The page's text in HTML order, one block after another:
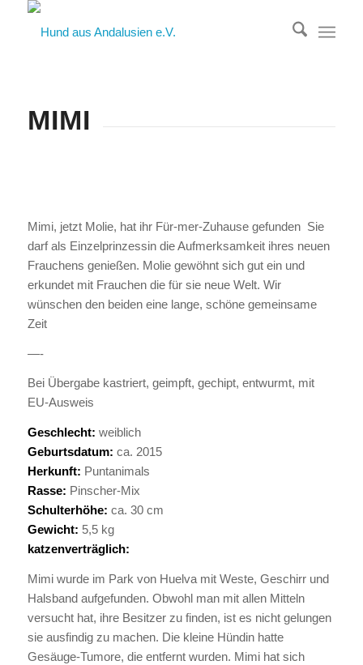
MIMI
Mimi, jetzt Molie, hat ihr Für-mer-Zuhause gefunden Sie
darf als Einzelprinzessin die Aufmerksamkeit ihres neuen
Frauchens genießen. Molie gewöhnt sich gut ein und
erkundet mit Frauchen die für sie neue Welt. Wir
wünschen den beiden eine lange, schöne gemeinsame
Zeit
—-
Bei Übergabe kastriert, geimpft, gechipt, entwurmt, mit
EU-Ausweis
Geschlecht: weiblich
Geburtsdatum: ca. 2015
Herkunft: Puntanimals
Rasse: Pinscher-Mix
Schulterhöhe: ca. 30 cm
Gewicht: 5,5 kg
katzenverträglich:
Mimi wurde im Park von Huelva mit Weste, Geschirr und
Halsband aufgefunden. Obwohl man mit allen Mitteln
versucht hat, ihre Besitzer zu finden, ist es nicht gelungen
sie ausfindig zu machen. Die kleine Hündin hatte
Gesäuge-Tumore, die entfernt wurden. Mimi hat sich